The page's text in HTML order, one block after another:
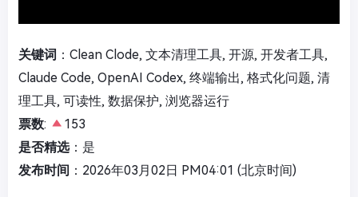
关键词 ：Clean Clode, 文本清理工具, 开源, 开发者工具,
Claude Code, OpenAI Codex, 终端输出, 格式化问题, 清
理工具, 可读性, 数据保护, 浏览器运行
票数:
153
是否精选：是
发布时间 ：2026年03月02日 PM04:01 (北京时间)